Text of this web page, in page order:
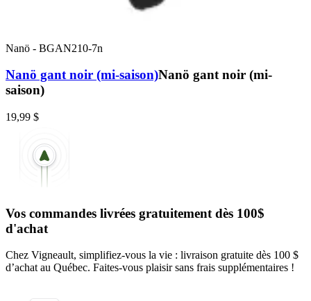
Nanö - BGAN210-7n
Nanö gant noir (mi-saison)Nanö gant noir (mi-
saison)
19,99 $
Vos commandes livrées gratuitement dès 100$
d'achat
Chez Vigneault, simplifiez-vous la vie : livraison gratuite dès 100 $
d’achat au Québec. Faites-vous plaisir sans frais supplémentaires !